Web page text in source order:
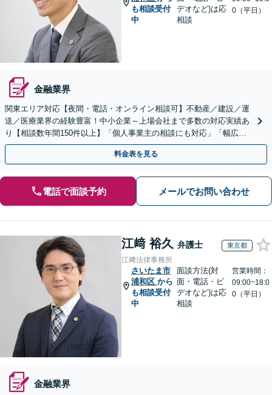
も相談受付
中
デオなど)は応
相談
0（平日）
金融業界
関東エリア対応【夜間・電話・オンライン相談可】不動産／建設／運
送／医療業界の経験豊富！中小企業～上場会社まで多数の対応実績あ
り【相談数年間150件以上】「個人事業主の相談にも対応」「幅広い
顧問プランをご用意／従業員・ご家族様の無料相談あり」
料金表を見る
電話で面談予約 メールでお問い合わせ
江﨑 裕久 弁護士 東京都
江﨑法律事務所
さいたま市
浦和区 から
も相談受付
中
面談方法(対
面・電話・ビ
デオなど)は応
相談
営業時間：
09:00~18:0
0（平日）
金融業界